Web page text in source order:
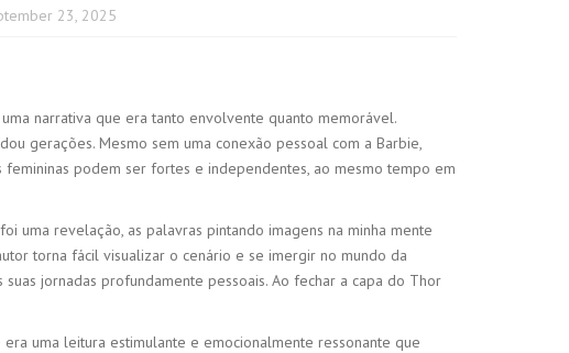
23, 2025
narrativa que era tanto envolvente quanto memorável.
gerações. Mesmo sem uma conexão pessoal com a Barbie,
podem ser fortes e independentes, ao mesmo tempo em
uma revelação, as palavras pintando imagens na minha mente
torna fácil visualizar o cenário e se imergir no mundo da
jornadas profundamente pessoais. Ao fechar a capa do Thor
uma leitura estimulante e emocionalmente ressonante que